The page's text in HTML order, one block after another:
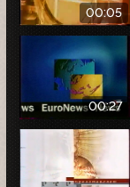
00:05
00:27